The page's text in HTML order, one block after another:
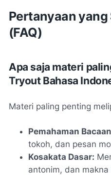
Pertanyaan yang
(FAQ)
Apa saja materi
Tryout Bahasa
Materi paling penting
Pemahaman
tokoh, dan pesan
Kosakata Dasar:
antonim, dan